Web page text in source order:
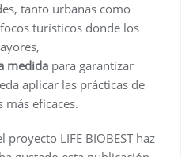
tanto urbanas como
turísticos donde los
medida para garantizar
aplicar las prácticas de
eficaces.
proyecto LIFE BIOBEST haz